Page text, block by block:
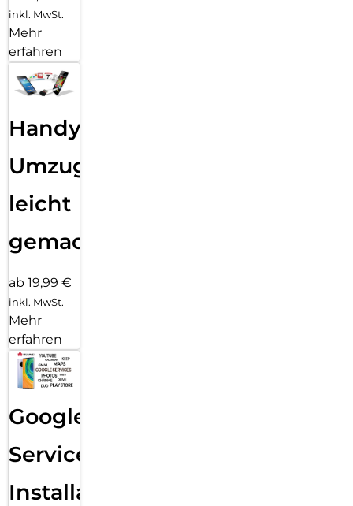
inkl. MwSt.
Mehr
erfahren
Handy
Umzug
leicht
gemacht!
ab 19,99 €
inkl. MwSt.
Mehr
erfahren
Google
Services
Installation